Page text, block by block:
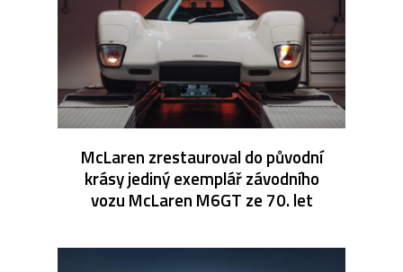
McLaren zrestauroval do původní
krásy jediný exemplář závodního
vozu McLaren M6GT ze 70. let